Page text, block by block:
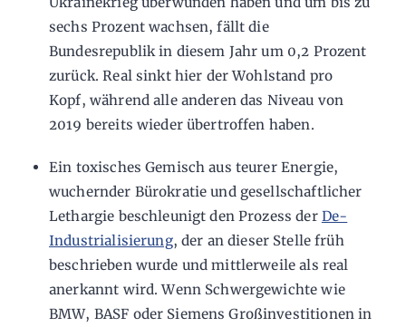
sechs Prozent wachsen, fällt die
Bundesrepublik in diesem Jahr um 0,2 Prozent
zurück. Real sinkt hier der Wohlstand pro
Kopf, während alle anderen das Niveau von
2019 bereits wieder übertroffen haben.
Ein toxisches Gemisch aus teurer Energie,
wuchernder Bürokratie und gesellschaftlicher
Lethargie beschleunigt den Prozess der De-
Industrialisierung, der an dieser Stelle früh
beschrieben wurde und mittlerweile als real
anerkannt wird. Wenn Schwergewichte wie
BMW, BASF oder Siemens Großinvestitionen in